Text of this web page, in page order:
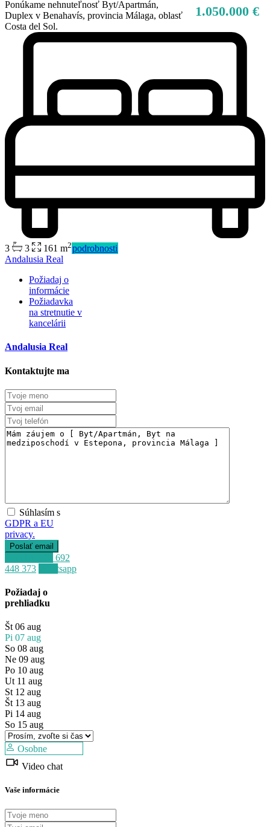
Predaj
Predaj
Mimo trhu
1.050.000 €
Ponúkame nehnuteľnosť Byt/Apartmán,
Duplex v Benahavís, provincia Málaga, oblasť
Costa del Sol.
3 3 161 m2podrobnosti
Andalusia Real
Požiadaj o
informácie
Požiadavka
na stretnutie v
kancelárii
Andalusia Real
Kontaktujte ma
Súhlasím s
GDPR a EU
privacy.
+34 692
448 373
Whatsapp
Požiadaj o
prehliadku
Št 06 aug
Pi 07 aug
So 08 aug
Ne 09 aug
Po 10 aug
Ut 11 aug
St 12 aug
Št 13 aug
Pi 14 aug
So 15 aug
Osobne
Video chat
Vaše informácie